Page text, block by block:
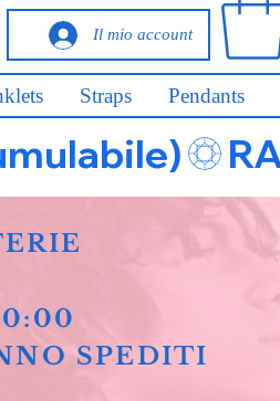
Il mio account
Straps Pendants
SPEDITI